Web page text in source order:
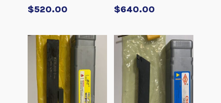
$520.00 $640.00